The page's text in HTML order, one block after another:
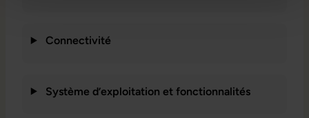
Connectivité
Système d’exploitation et fonctionnalités